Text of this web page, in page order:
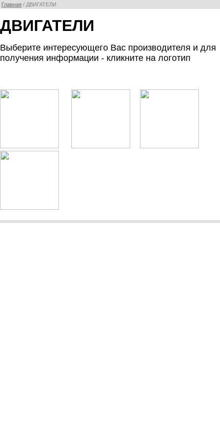
Главная / ДВИГАТЕЛИ
ДВИГАТЕЛИ
Выберите интересующего Вас производителя и для
получения информации - кликните на логотип